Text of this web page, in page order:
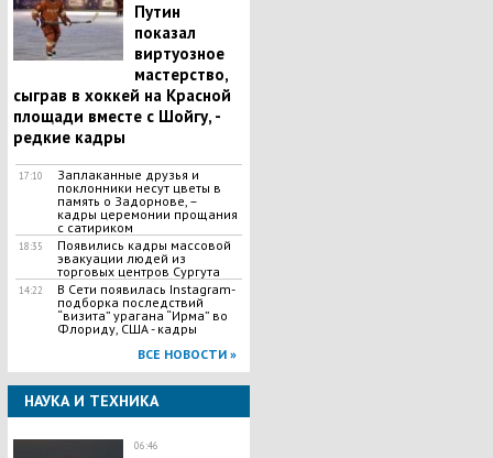
Путин
показал
виртуозное
мастерство,
сыграв в хоккей на Красной
площади вместе с Шойгу, -
редкие кадры
17:10
Заплаканные друзья и
поклонники несут цветы в
память о Задорнове, –
кадры церемонии прощания
с сатириком
18:35
Появились кадры массовой
эвакуации людей из
торговых центров Сургута
14:22
В Сети появилась Іnstagram-
подборка последствий
“визита” урагана “Ирма” во
Флориду, США - кадры
ВСЕ НОВОСТИ »
НАУКА И ТЕХНИКА
06:46